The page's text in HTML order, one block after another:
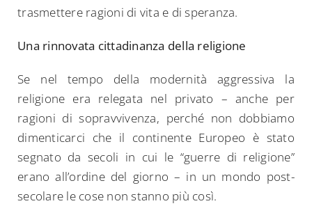
trasmettere ragioni di vita e di speranza.
Una rinnovata cittadinanza della religione
Se nel tempo della modernità aggressiva la
religione era relegata nel privato – anche per
ragioni di sopravvivenza, perché non dobbiamo
dimenticarci che il continente Europeo è stato
segnato da secoli in cui le “guerre di religione”
erano all’ordine del giorno – in un mondo post-
secolare le cose non stanno più così.